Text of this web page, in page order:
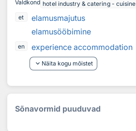
Valdkond hotel industry & catering - cuisine
et
elamusmajutus
elamusööbimine
en
experience accommodation
keyboard_arrow_down Näita kogu mõistet
Sõnavormid puuduvad